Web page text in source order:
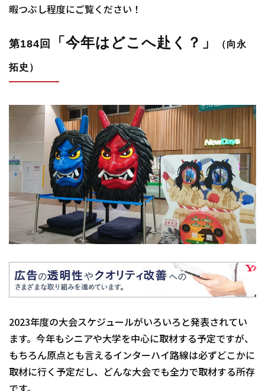
暇つぶし程度にご覧ください！
第184回 「今年はどこへ赴く？ 」 （向永
拓史）
2023年度の大会スケジュールがいろいろと発表されてい
ます。今年もシニアや大学を中心に取材する予定ですが、
もちろん原点とも言えるインターハイ路線は必ずどこかに
取材に行く予定だし、どんな大会でも全力で取材する所存